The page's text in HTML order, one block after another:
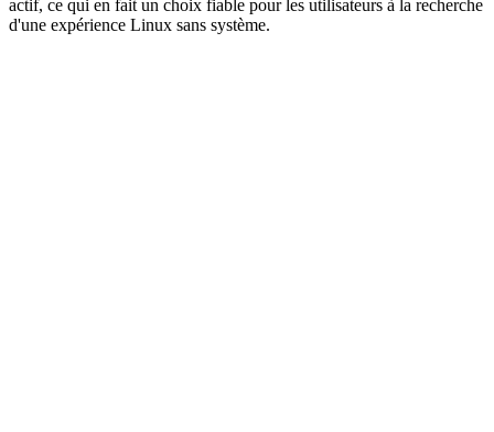
actif, ce qui en fait un choix fiable pour les utilisateurs à la recherche
d'une expérience Linux sans système.